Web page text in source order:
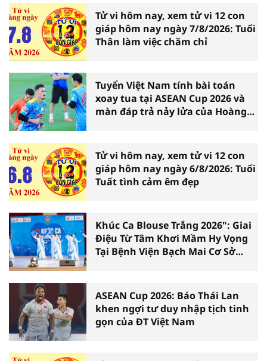
Tử vi hôm nay, xem tử vi 12 con
giáp hôm nay ngày 7/8/2026: Tuổi
Thân làm việc chăm chỉ
Tuyển Việt Nam tính bài toán
xoay tua tại ASEAN Cup 2026 và
màn đáp trả nảy lửa của Hoàng
Tử vi hôm nay, xem tử vi 12 con
giáp hôm nay ngày 6/8/2026: Tuổi
Tuất tình cảm êm đẹp
Khúc Ca Blouse Trắng 2026": Giai
Điệu Từ Tâm Khơi Mầm Hy Vọng
Tại Bệnh Viện Bạch Mai Cơ Sở
ASEAN Cup 2026: Báo Thái Lan
khen ngợi tư duy nhập tịch tinh
gọn của ĐT Việt Nam